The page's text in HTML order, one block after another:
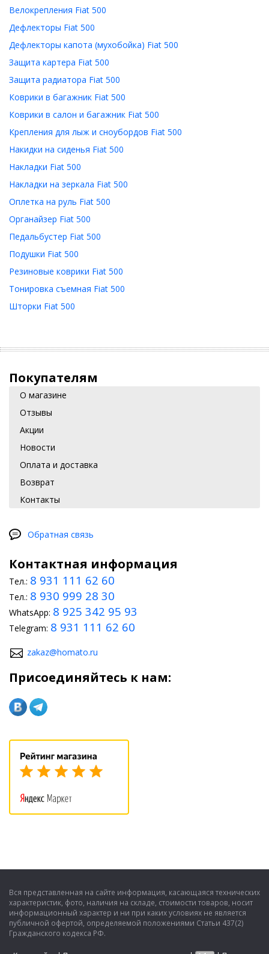
Велокрепления Fiat 500
Дефлекторы Fiat 500
Дефлекторы капота (мухобойка) Fiat 500
Защита картера Fiat 500
Защита радиатора Fiat 500
Коврики в багажник Fiat 500
Коврики в салон и багажник Fiat 500
Крепления для лыж и сноубордов Fiat 500
Накидки на сиденья Fiat 500
Накладки Fiat 500
Накладки на зеркала Fiat 500
Оплетка на руль Fiat 500
Органайзер Fiat 500
Педальбустер Fiat 500
Подушки Fiat 500
Резиновые коврики Fiat 500
Тонировка съемная Fiat 500
Шторки Fiat 500
Покупателям
О магазине
Отзывы
Акции
Новости
Оплата и доставка
Возврат
Контакты
Обратная связь
Контактная информация
Тел.: 8 931 111 62 60
Тел.: 8 930 999 28 30
WhatsApp: 8 925 342 95 93
Telegram: 8 931 111 62 60
zakaz@homato.ru
Присоединяйтесь к нам:
Вся представленная на сайте информация, касающаяся технических
характеристик, фото, наличия на складе, стоимости товаров, носит
информационный характер и ни при каких условиях не является
публичной офертой, определяемой положениями Статьи 437(2)
Гражданского кодекса РФ.